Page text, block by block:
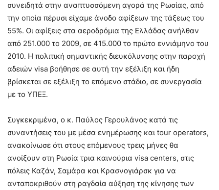
συνειδητά στην αναπτυσσόμενη αγορά της Ρωσίας, από
την οποία πέρυσι είχαμε άνοδο αφίξεων της τάξεως του
55%. Οι αφίξεις στα αεροδρόμια της Ελλάδας ανήλθαν
από 251.000 το 2009, σε 415.000 το πρώτο εννιάμηνο του
2010. Η πολιτική σημαντικής διευκόλυνσης στην παροχή
αδειών visa βοήθησε σε αυτή την εξέλιξη και ήδη
βρίσκεται σε εξέλιξη το επόμενο στάδιο, σε συνεργασία
με το ΥΠΕΞ.
Συγκεκριμένα, ο κ. Παύλος Γερουλάνος κατά τις
συναντήσεις του με μέσα ενημέρωσης και tour operators,
ανακοίνωσε ότι στους επόμενους τρεις μήνες θα
ανοίξουν στη Ρωσία τρια καινούρια visa centers, στις
πόλεις Καζάν, Σαμάρα και Κρασνογιάρσκ για να
ανταποκριθούν στη ραγδαία αύξηση της κίνησης των